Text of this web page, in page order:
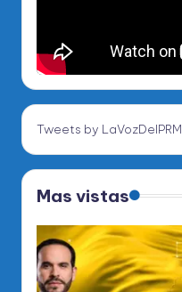
Tweets by LaVozDelPRM
Mas vistas